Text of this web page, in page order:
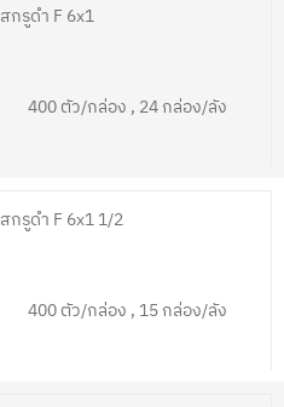
สกรูดำ F 6x1
400 ตัว/กล่อง , 24 กล่อง/ลัง
สกรูดำ F 6x1 1/2
400 ตัว/กล่อง , 15 กล่อง/ลัง